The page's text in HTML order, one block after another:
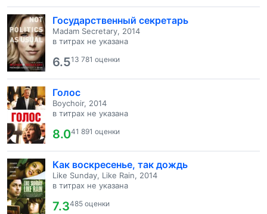
Государственный секретарь
Madam Secretary, 2014
в титрах не указана
6.513 781 оценки
Голос
Boychoir, 2014
в титрах не указана
8.041 891 оценки
Как воскресенье, так дождь
Like Sunday, Like Rain, 2014
в титрах не указана
7.3485 оценки